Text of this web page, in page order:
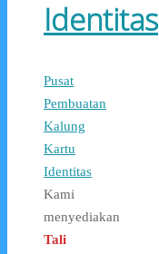
Identitas
Pusat
Pembuatan
Kalung
Kartu
Identitas
Kami
menyediakan
Tali